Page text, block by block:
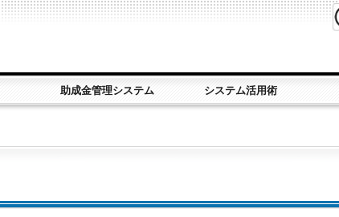
助成金管理システム システム活用術